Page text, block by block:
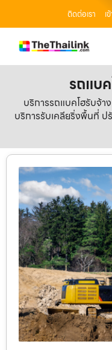
ติดต่อเรา เ
รถแบ
บริการรถแบคโฮรับจ้า
บริการรับเคลียริ่งพื้นที่